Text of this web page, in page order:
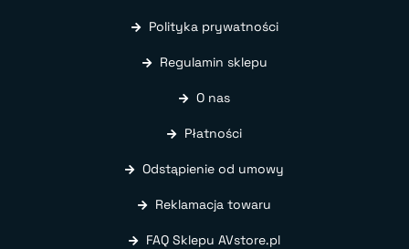
Polityka prywatności
Regulamin sklepu
O nas
Płatności
Odstąpienie od umowy
Reklamacja towaru
FAQ Sklepu AVstore.pl